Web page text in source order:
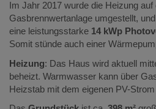
Im Jahr 2017 wurde die Heizung auf
Gasbrennwertanlage umgestellt, und
eine leistungsstarke 14 kWp
Somit stünde auch einer
Heizung: Das Haus wird aktuell
beheizt. Warmwasser kann über
Heizstab mit dem eigenen PV-